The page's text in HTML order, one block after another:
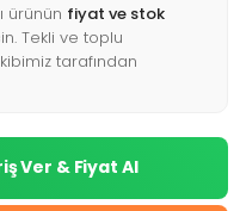
ürünün fiyat ve stok
Tekli ve toplu
tarafından
Ver & Fiyat Al